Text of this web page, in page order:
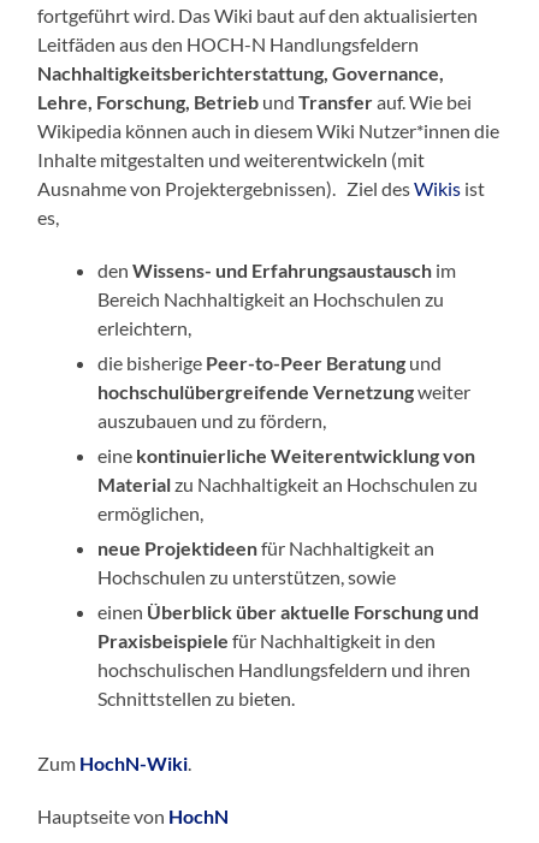
fortgeführt wird. Das Wiki baut auf den aktualisierten
Leitfäden aus den HOCH-N Handlungsfeldern
Nachhaltigkeitsberichterstattung, Governance,
Lehre, Forschung, Betrieb undTransferauf. Wie bei
Wikipedia können auch in diesem Wiki Nutzer*innen die
Inhalte mitgestalten und weiterentwickeln (mit
Ausnahme von Projektergebnissen). Ziel desWikis ist
es,
den Wissens- und Erfahrungsaustausch im
Bereich Nachhaltigkeit an Hochschulen zu
erleichtern,
die bisherige Peer-to-Peer Beratung und
hochschulübergreifende Vernetzungweiter
auszubauen und zu fördern,
eine kontinuierliche Weiterentwicklung von
Materialzu Nachhaltigkeit an Hochschulen zu
ermöglichen,
neue Projektideenfür Nachhaltigkeit an
Hochschulen zu unterstützen, sowie
einen Überblick über aktuelle Forschung und
Praxisbeispiele für Nachhaltigkeit in den
hochschulischen Handlungsfeldern und ihren
Schnittstellen zu bieten.
Zum HochN-Wiki.
Hauptseite von HochN